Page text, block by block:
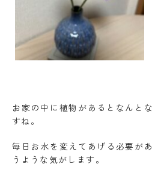
お家の中に植物があるとなんと
すね。
毎日お水を変えてあげる必要が
うような気がします。